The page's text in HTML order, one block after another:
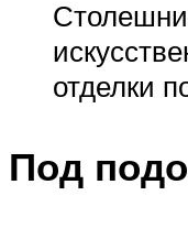
отделки
Под